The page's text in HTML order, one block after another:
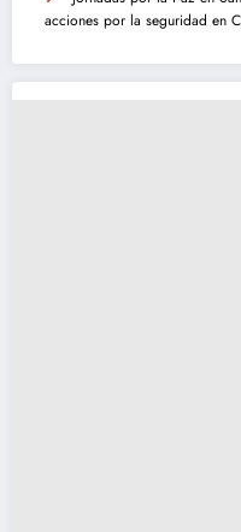
acciones por la seguridad en